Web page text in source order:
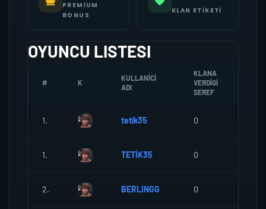
PREMIUM
BONUS
KLAN ETIKETI
OYUNCU LISTESI
# K
KULLANICI
ADI
KLANA
VERDIGI
SEREF
1. tetik35 0
1. TETİK35 0
2. BERLINGG 0